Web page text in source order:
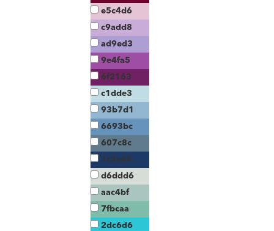
e5c4d6
c9add8
ad9ed3
9e4fa5
6f2163
c1dde3
93b7d1
6693bc
607c8c
1c3a65
d6ddd6
aac4bf
7fbcaa
2dc6d6